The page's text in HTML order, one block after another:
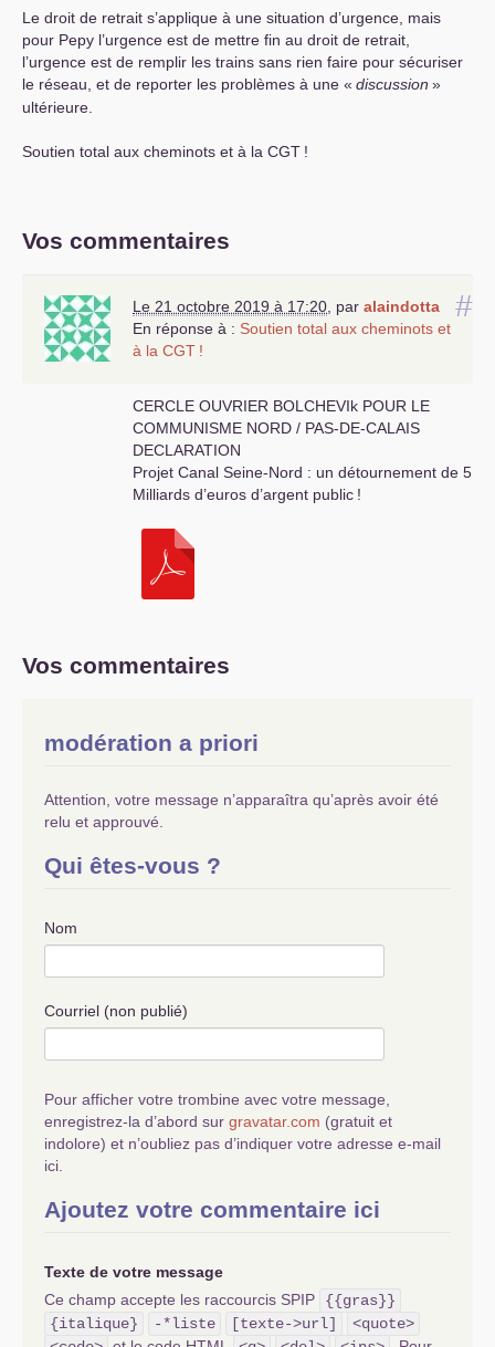
Le droit de retrait s’applique à une situation d’urgence, mais
pour Pepy l’urgence est de mettre fin au droit de retrait,
l’urgence est de remplir les trains sans rien faire pour sécuriser
le réseau, et de reporter les problèmes à une « discussion »
ultérieure.
Soutien total aux cheminots et à la CGT !
Vos commentaires
#
Le 21 octobre 2019 à 17:20 par alaindotta
En réponse à : Soutien total aux cheminots et
à la CGT !
CERCLE OUVRIER BOLCHEVIk POUR LE
COMMUNISME NORD / PAS-DE-CALAIS
DECLARATION
Projet Canal Seine-Nord : un détournement de 5
Milliards d’euros d’argent public !
Vos commentaires
modération a priori
Attention, votre message n’apparaîtra qu’après avoir été
relu et approuvé.
Qui êtes-vous ?
Nom
Courriel (non publié)
Pour afficher votre trombine avec votre message,
enregistrez-la d’abord sur gravatar.com (gratuit et
indolore) et n’oubliez pas d’indiquer votre adresse e-mail
ici.
Ajoutez votre commentaire ici
Texte de votre message
Ce champ accepte les raccourcis SPIP
{{gras}}
{italique}
-*liste [texte->url]
<quote>